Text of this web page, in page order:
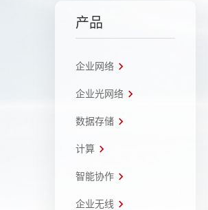
产品
企业网络
企业光网络
数据存储
计算
智能协作
企业无线